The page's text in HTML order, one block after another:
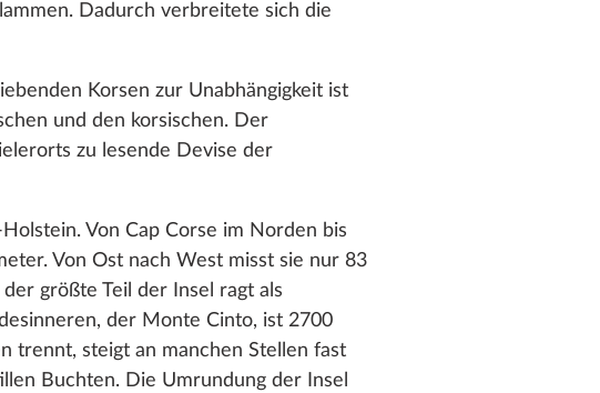
Dadurch verbreitete sich die
Korsen zur Unabhängigkeit ist
und den korsischen. Der
zu lesende Devise der
Von Cap Corse im Norden bis
Von Ost nach West misst sie nur 83
größte Teil der Insel ragt als
der Monte Cinto, ist 2700
trennt, steigt an manchen Stellen fast
Buchten. Die Umrundung der Insel